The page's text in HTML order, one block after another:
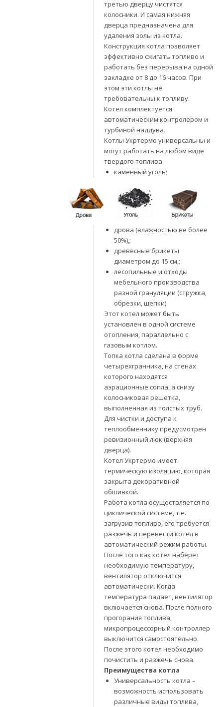
третью дверцу чистятся
колосники. И самая нижняя
дверца предназначена для
удаления золы из котла.
Конструкция котла позволяет
эффективно сжигать топливо и
работать без перерыва на одной
закладке от 8 до 16 часов. При
этом эти котлы не
требовательны к топливу.
Котел комплектуется
автоматическим контролером и
турбиной наддува.
Котлы Укртермо универсальны и
могут работать на любом виде
твердого топлива:
каменный уголь;
дрова (влажностью не более
50%),;
древесные брикеты
диаметром до 15 см,;
лесопильные и отходы
мебельного производства
разной грануляции (стружка,
обрезки, щепки).
Этот котел может быть
установлен в одной системе
отопления, параллельно с
газовым котлом.
Топка котла сделана в форме
четырехгранника, на стенах
которого находятся
аэрационные сопла, а снизу
колосниковая решетка,
выполненная из толстых труб.
Для чистки и доступа к
теплообменнику предусмотрен
ревизионный люк (верхняя
дверца).
Котел Укртермо имеет
термическую изоляцию, которая
закрыта декоративной
обшивкой.
Работа котла осуществляется по
циклической системе, т.е.
загрузив топливо, его требуется
разжечь и перевести котел в
автоматический режим работы.
После того как котел наберет
необходимую температуру,
вентилятор отключится
автоматически. Когда
температура падает, вентилятор
включается снова. После полного
прогорания топлива,
микропроцессорный контроллер
выключится самостоятельно.
После этого котел необходимо
почистить и разжечь снова.
Преимущества котла
Универсальность котла –
возможность использовать
различные виды топлива,